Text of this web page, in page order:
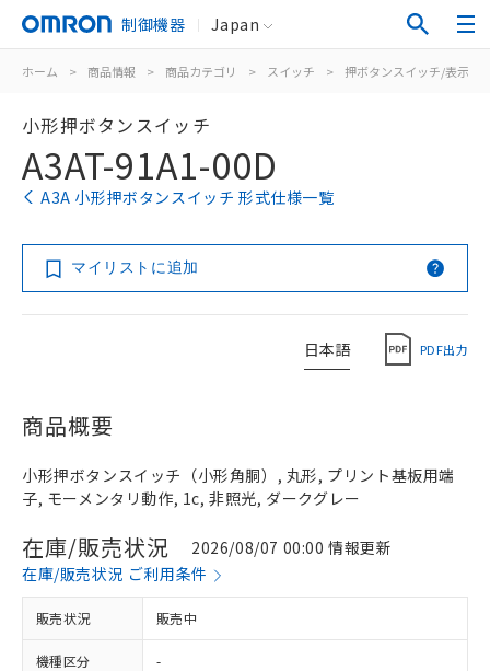
制御機器 Japan
ホーム > 商品情報 > 商品カテゴリ > スイッチ > 押ボタンスイッチ/表示灯
小形押ボタンスイッチ
A3AT-91A1-00D
A3A 小形押ボタンスイッチ 形式仕様一覧
マイリストに追加
日本語 PDF出力
商品概要
小形押ボタンスイッチ（小形角胴）, 丸形, プリント基板用端
子, モーメンタリ動作, 1c, 非照光, ダークグレー
在庫/販売状況
2026/08/07 00:00 情報更新
在庫/販売状況 ご利用条件
販売状況 販売中
機種区分 -